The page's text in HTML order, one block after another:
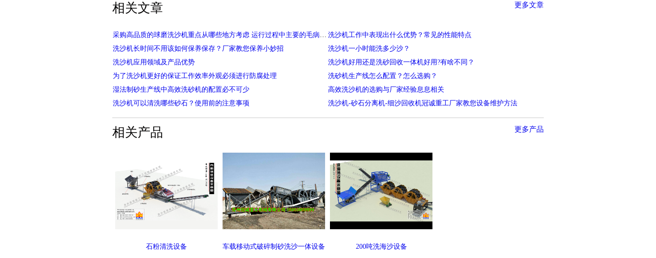
相关文章 更多文章
洗沙机工作中表现出什么优势？常见的性能特点
洗沙机长时间不用该如何保养保存？厂家教您保养小妙招
洗沙机一小时能洗多少沙？
洗沙机应用领域及产品优势
洗沙机好用还是洗砂回收一体机好用?有啥不同？
为了洗沙机更好的保证工作效率外观必须进行防腐处理
洗砂机生产线怎么配置？怎么选购？
湿法制砂生产线中高效洗砂机的配置必不可少
高效洗沙机的选购与厂家经验息息相关
洗沙机可以清洗哪些砂石？使用前的注意事项
洗沙机-砂石分离机-细沙回收机冠诚重工厂家教您设备维护方法
相关产品 更多产品
石粉清洗设备 车载移动式破碎制砂洗沙一体设备 200吨洗海沙设备